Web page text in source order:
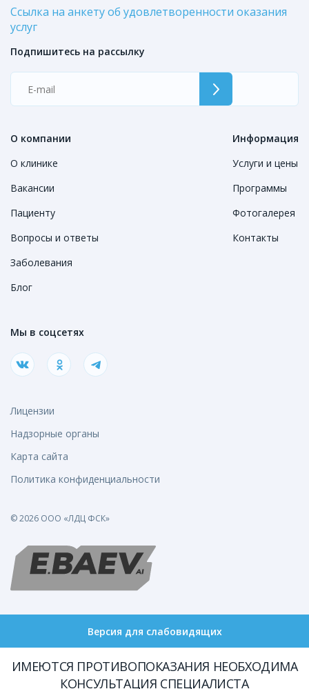
Ссылка на анкету об удовлетворенности оказания
услуг
О компании
О клинике
Вакансии
Пациенту
Вопросы и ответы
Заболевания
Блог
Информация
Услуги и цены
Программы
Фотогалерея
Контакты
Подпишитесь на рассылку
Мы в соцсетях
Лицензии
Надзорные органы
Карта сайта
Политика конфиденциальности
© 2026 ООО «ЛДЦ ФСК»
Версия для слабовидящих
ИМЕЮТСЯ ПРОТИВОПОКАЗАНИЯ НЕОБХОДИМА
КОНСУЛЬТАЦИЯ СПЕЦИАЛИСТА